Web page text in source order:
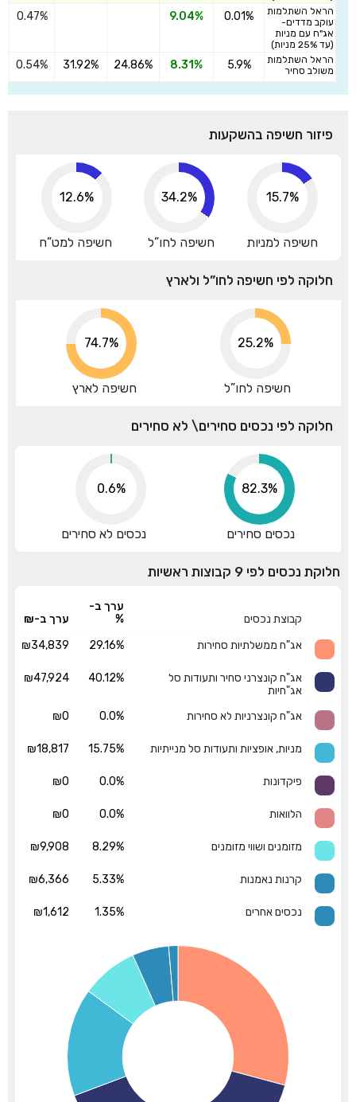
הראל השתלמות
עוקב מדדים-
אג"ח עם מניות
(עד 25% מניות)
0.01%
9.04%
0.47%
הראל השתלמות
משולב סחיר
5.9%
8.31%
24.86%
31.92%
0.54%
פיזור חשיפה בהשקעות
15.7%
חשיפה למניות
34.2%
חשיפה לחו”ל
12.6%
חשיפה למט”ח
חלוקה לפי חשיפה לחו”ל ולארץ
25.2%
חשיפה לחו”ל
74.7%
חשיפה לארץ
חלוקה לפי נכסים סחירים\ לא סחירים
91.2%
נכסים סחירים
0.6%
נכסים לא סחירים
חלוקת נכסים לפי 9 קבוצות ראשיות
קבוצת נכסים
ערך ב-
%
ערך ב-₪
אג"ח ממשלתיות סחירות
29.16%
₪34,839
אג"ח קונצרני סחיר ותעודות סל
אג"חיות
40.12%
₪47,924
אג"ח קונצרניות לא סחירות 0.0%
₪0
מניות, אופציות ותעודות סל מנייתיות 15.75%
₪18,817
פיקדונות 0.0%
₪0
הלוואות 0.0%
₪0
מזומנים ושווי מזומנים 8.29%
₪9,908
קרנות נאמנות 5.33%
₪6,366
נכסים אחרים 1.35%
₪1,612